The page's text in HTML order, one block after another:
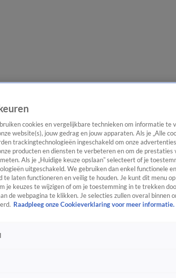
cookies en vergelijkbare technieken om informatie te
website(s), jouw gedrag en jouw apparaten. Als je „Alle
trackingtechnologieën ingeschakeld om onze
producten en diensten te verbeteren en om de prestaties
Als je „Huidige keuze opslaan” selecteert of je
uitgeschakeld. We gebruiken dan enkel functionele
te laten functioneren en veilig te houden. Je kunt dit menu
je keuzes te wijzigen of om je toestemming in te trekken
de webpagina te klikken. Je selecties zullen overal binnen
Raadpleeg onze Cookieverklaring voor meer informatie.